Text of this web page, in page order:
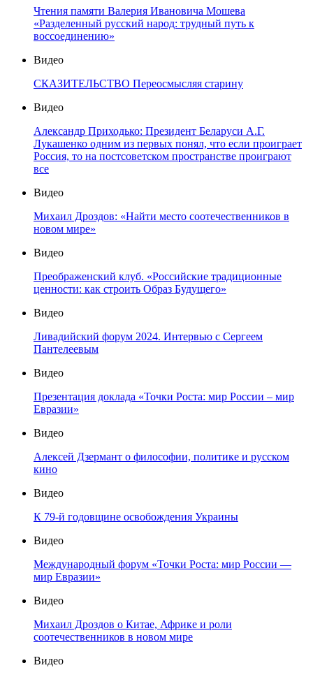
Чтения памяти Валерия Ивановича Мошева
«Разделенный русский народ: трудный путь к
воссоединению»
Видео
СКАЗИТЕЛЬСТВО Переосмысляя старину
Видео
Александр Приходько: Президент Беларуси А.Г.
Лукашенко одним из первых понял, что если проиграет
Россия, то на постсоветском пространстве проиграют
все
Видео
Михаил Дроздов: «Найти место соотечественников в
новом мире»
Видео
Преображенский клуб. «Российские традиционные
ценности: как строить Образ Будущего»
Видео
Ливадийский форум 2024. Интервью с Сергеем
Пантелеевым
Видео
Презентация доклада «Точки Роста: мир России – мир
Евразии»
Видео
Алексей Дзермант о философии, политике и русском
кино
Видео
К 79-й годовщине освобождения Украины
Видео
Международный форум «Точки Роста: мир России —
мир Евразии»
Видео
Михаил Дроздов о Китае, Африке и роли
соотечественников в новом мире
Видео